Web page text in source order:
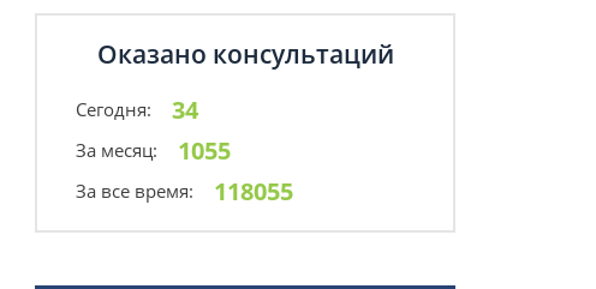
Оказано консультаций
Сегодня: 34
За месяц: 1055
За все время: 118055